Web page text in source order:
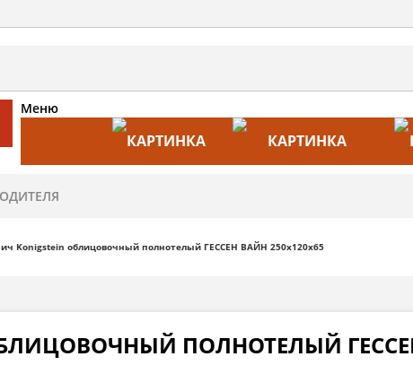
Меню
Konigstein облицовочный полнотелый ГЕССЕН ВАЙН 250х120х65
ПОЛНОТЕЛЫЙ